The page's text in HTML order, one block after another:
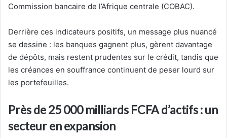
Commission bancaire de l’Afrique centrale (COBAC).
Derrière ces indicateurs positifs, un message plus nuancé
se dessine : les banques gagnent plus, gèrent davantage
de dépôts, mais restent prudentes sur le crédit, tandis que
les créances en souffrance continuent de peser lourd sur
les portefeuilles.
Près de 25 000 milliards FCFA d’actifs : un
secteur en expansion